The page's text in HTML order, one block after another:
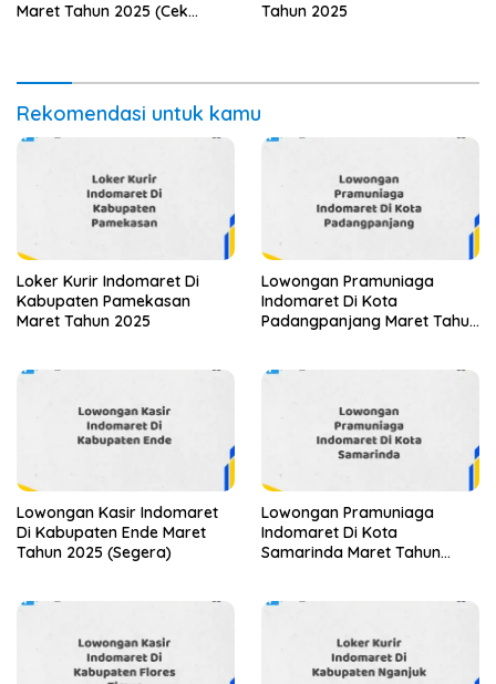
Maret Tahun 2025 (Cek
Tahun 2025
Rekomendasi untuk kamu
Loker Kurir Indomaret Di
Kabupaten Pamekasan
Maret Tahun 2025
Lowongan Pramuniaga
Indomaret Di Kota
Padangpanjang Maret Tahun
Lowongan Kasir Indomaret
Di Kabupaten Ende Maret
Tahun 2025 (Segera)
Lowongan Pramuniaga
Indomaret Di Kota
Samarinda Maret Tahun